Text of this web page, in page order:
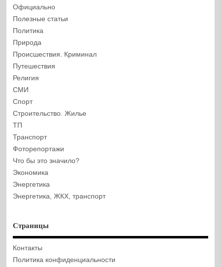
Официально
Полезные статьи
Политика
Природа
Происшествия. Криминал
Путешествия
Религия
СМИ
Спорт
Строительство. Жилье
ТП
Транспорт
Фоторепортажи
Что бы это значило?
Экономика
Энергетика
Энергетика, ЖКХ, транспорт
Страницы
Контакты
Политика конфиденциальности